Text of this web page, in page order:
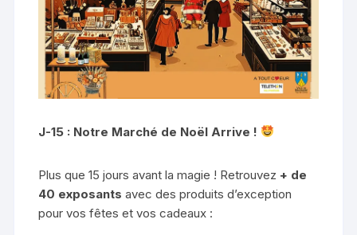
J-15 : Notre Marché de Noël Arrive !
Plus que 15 jours avant la magie ! Retrouvez + de
40 exposants avec des produits d’exception
pour vos fêtes et vos cadeaux :